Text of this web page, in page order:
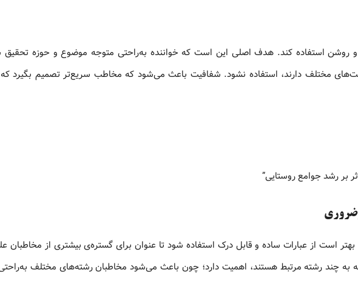
و روشن استفاده کند. هدف اصلی این است که خواننده به‌راحتی متوجه موضوع و حوزه تحقیق
مختلف دارند، استفاده نشود. شفافیت باعث می‌شود که مخاطب سریع‌تر تصمیم بگیرد که
بر رشد جوامع روستایی”
است از عبارات ساده و قابل درک استفاده شود تا عنوان برای گستره‌ی بیشتری از مخاطبان
که به چند رشته مرتبط هستند، اهمیت دارد؛ چون باعث می‌شود مخاطبان رشته‌های مختلف